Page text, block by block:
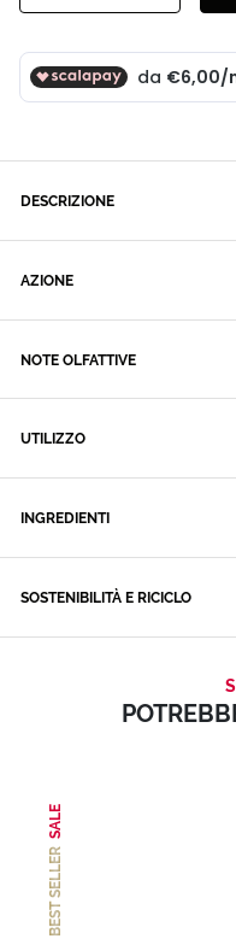
DESCRIZIONE
AZIONE
NOTE OLFATTIVE
UTILIZZO
INGREDIENTI
SOSTENIBILITÀ E RICICLO
BEST SELLER
SALE